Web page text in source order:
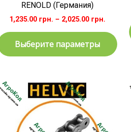
RENOLD (Германия)
1,235.00 грн. – 2,025.00 грн.
Выберите параметры